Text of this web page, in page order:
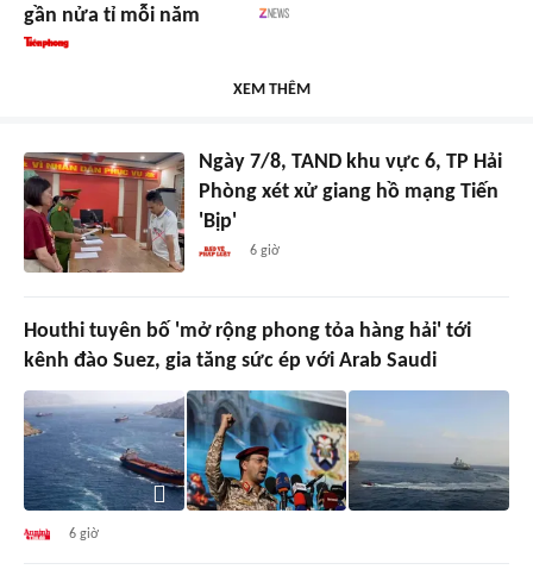
gần nửa tỉ mỗi năm
XEM THÊM
Ngày 7/8, TAND khu vực 6, TP Hải
Phòng xét xử giang hồ mạng Tiến
'Bịp'
6 giờ
Houthi tuyên bố 'mở rộng phong tỏa hàng hải' tới
kênh đào Suez, gia tăng sức ép với Arab Saudi
6 giờ